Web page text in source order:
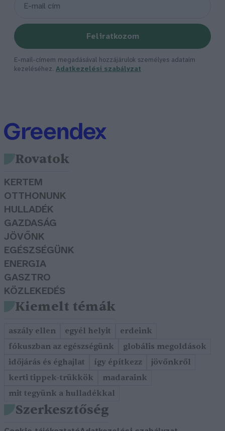
Feliratkozom
E-mail-címem megadásával hozzájárulok személyes adataim
kezeléséhez. Adatkezelési szabályzat
Rovatok
KERTEM
OTTHONUNK
HULLADÉK
GAZDASÁG
JÖVŐNK
EGÉSZSÉGÜNK
ENERGIA
GASZTRO
KÖZLEKEDÉS
Kiemelt témák
aszály ellen egyél helyit
erdeink
fókuszban az egészségünk
globális megoldások
időjárás és éghajlat
így építkezz
jövőnkről
kerti tippek-trükkök
madaraink
mit tegyünk a hulladékkal
Szerkesztőség